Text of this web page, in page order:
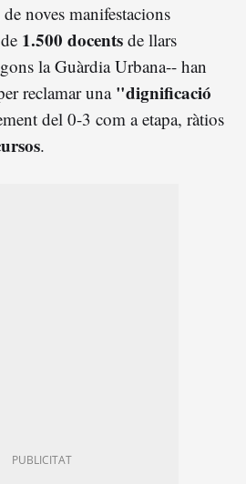
noves manifestacions
1.500 docents de llars
la Guàrdia Urbana-- han
reclamar una "dignificació
del 0-3 com a etapa, ràtios
.